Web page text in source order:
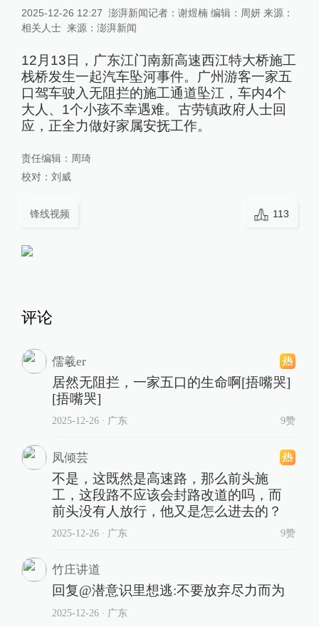
2025-12-26 12:27 澎湃新闻记者：谢煜楠 编辑：周妍 来源：
相关人士 来源： 澎湃新闻
12月13日，广东江门南新高速西江特大桥施工
栈桥发生一起汽车坠河事件。广州游客一家五
口驾车驶入无阻拦的施工通道坠江，车内4个
大人、1个小孩不幸遇难。古劳镇政府人士回
应，正全力做好家属安抚工作。
责任编辑： 周琦
校对： 刘威
锋线视频 113
评论
儒羲er
居然无阻拦，一家五口的生命啊[捂嘴哭]
[捂嘴哭]
2025-12-26∙ 广东 9赞
凤倾芸
不是，这既然是高速路，那么前头施
工，这段路不应该会封路改道的吗，而
前头没有人放行，他又是怎么进去的？
2025-12-26∙ 广东 9赞
竹庄讲道
回复@潜意识里想逃:不要放弃尽力而为
2025-12-26∙ 广东